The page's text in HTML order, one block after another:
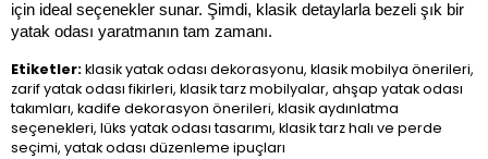
için ideal seçenekler sunar. Şimdi, klasik detaylarla bezeli şık bir
yatak odası yaratmanın tam zamanı.
Etiketler:klasik yatak odası dekorasyonu, klasik mobilya önerileri,
zarif yatak odası fikirleri, klasik tarz mobilyalar, ahşap yatak odası
takımları, kadife dekorasyon önerileri, klasik aydınlatma
seçenekleri, lüks yatak odası tasarımı, klasik tarz halı ve perde
seçimi, yatak odası düzenleme ipuçları